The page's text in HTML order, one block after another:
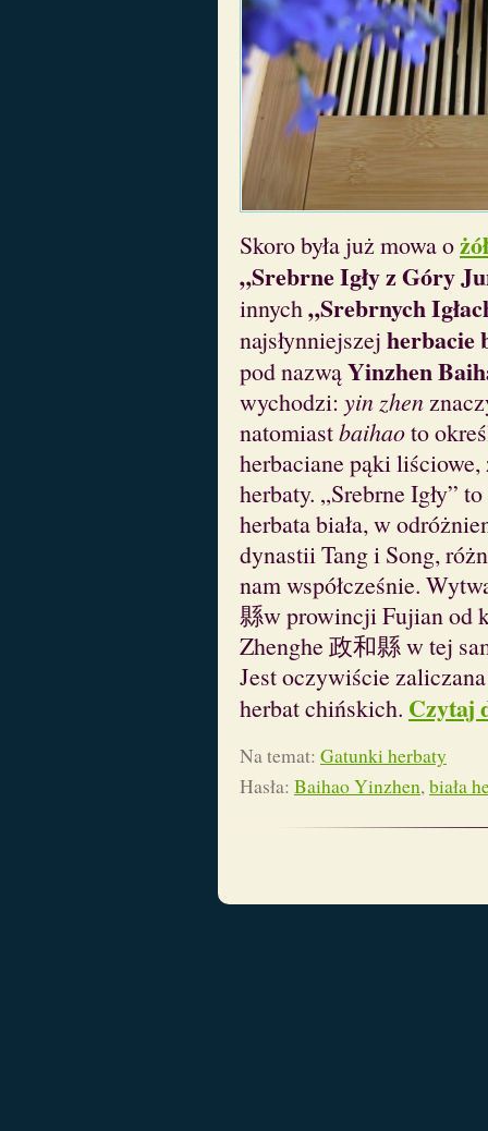
Skoro była już mowa o
„Srebrne Igły z Góry
innych„Srebrnych
najsłynniejszej herbacie
pod nazwąYinzhen
wychodzi: yin zhen
natomiastbaihaoto
herbaciane pąki
herbaty. „Srebrne Igły”
herbata biała, w
dynastii Tang i Song,
nam współcześnie.
縣w prowincji Fujian od
Zhenghe 政和縣 w tej
Jest oczywiście
herbat chińskich. Czytaj
Na temat: Gatunki herbaty
Hasła: Baihao Yinzhen,biała